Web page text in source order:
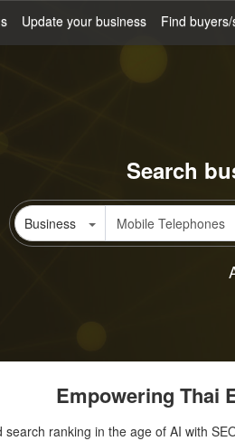
Update your business Find
Search
Business
Empowering Thai
ranking in the age of AI with